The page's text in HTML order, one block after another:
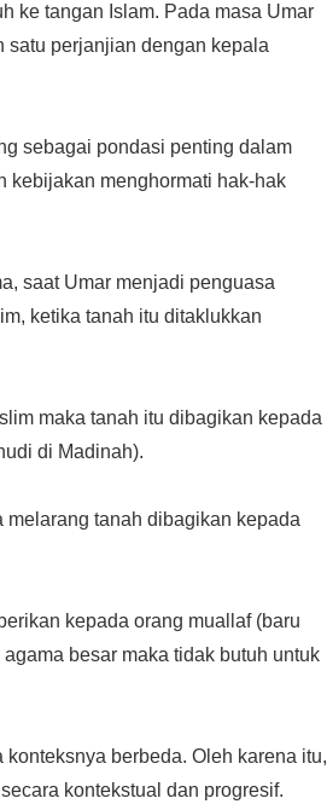
ke tangan Islam. Pada masa Umar
satu perjanjian dengan kepala
sebagai pondasi penting dalam
kebijakan menghormati hak-hak
saat Umar menjadi penguasa
ketika tanah itu ditaklukkan
maka tanah itu dibagikan kepada
di Madinah).
melarang tanah dibagikan kepada
kepada orang muallaf (baru
besar maka tidak butuh untuk
berbeda. Oleh karena itu,
kontekstual dan progresif.